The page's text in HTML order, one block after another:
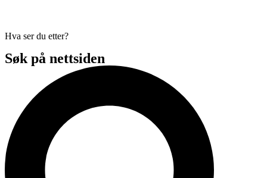
Hva ser du etter?
Søk på nettsiden